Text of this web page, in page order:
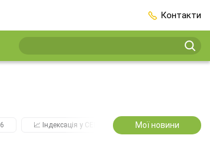
Контакти
📈 Індексація у СЕРПНІ 2️⃣0️⃣2️⃣7️⃣ Усі
Мої новини